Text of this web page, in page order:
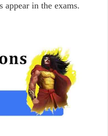
in the exams.